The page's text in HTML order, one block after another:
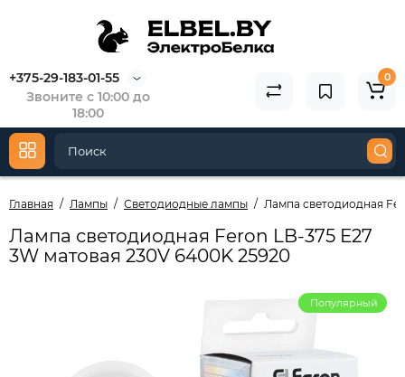
+375-29-183-01-55
Звоните с 10:00 до
18:00
0
Главная Лампы Светодиодные лампы Лампа светодиодная
Лампа светодиодная Feron LB-375 E27
3W матовая 230V 6400K 25920
Популярный